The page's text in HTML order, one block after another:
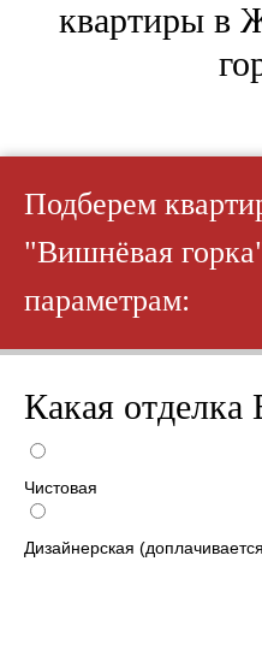
квартиры в
Подберем
"Вишнёвая
параметрам:
Какая отделка
Чистовая
Дизайнерская